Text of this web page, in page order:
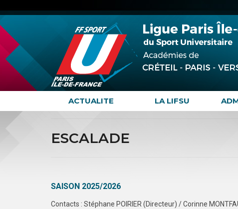
ACTUALITE LA LIFSU
ESCALADE
SAISON 2025/2026
Contacts : Stéphane POIRIER (Directeur) / Corinne